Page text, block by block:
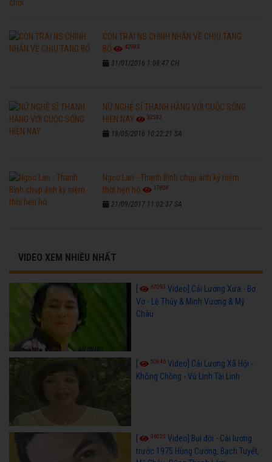
CON TRAI NS CHINH NHẪN VỀ CHỊU TANG
BỐ
42983
31/01/2016 1:08:47 CH
NỮ NGHỆ SĨ THANH HẰNG VỚI CUỘC SỐNG
HIỆN NAY
32582
18/05/2016 10:22:21 SA
Ngọc Lan - Thanh Bình chụp ảnh kỷ niệm
thời hẹn hò
17828
21/09/2017 11:02:37 SA
VIDEO XEM NHIỀU NHẤT
67093 Video] Cải Lương Xưa - Bơ
Vơ - Lệ Thủy & Minh Vương & Mỹ
Châu
50846 Video] Cải Lương Xã Hội -
Không Chồng - Vũ Linh Tài Linh
[ 36025 Video] Bụi đời - Cải lương
trước 1975 Hùng Cường, Bạch Tuyết,